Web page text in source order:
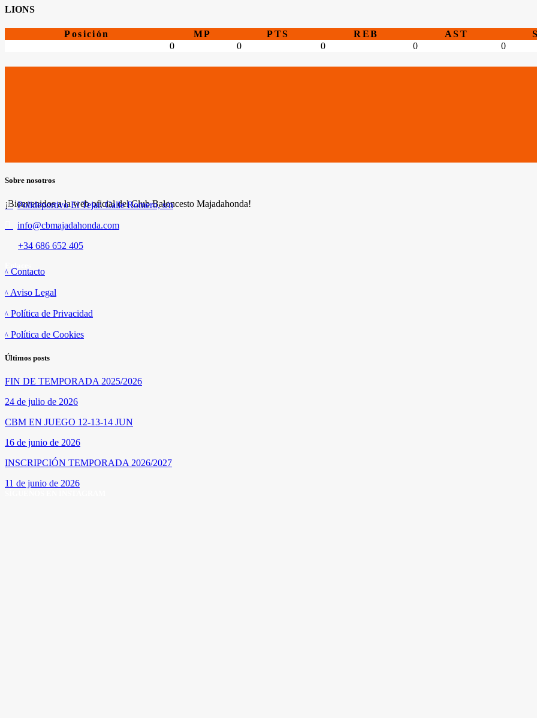
LIONS
Posición MP PTS REB AST
0
0 0 0 0
Sobre nosotros
¡Bienvenidos a la web oficial del Club Baloncesto Majadahonda!
Polideportivo El Tejar. Calle Romero, s/n
info@cbmajadahonda.com
+34 686 652 405
Contacto
Aviso Legal
Política de Privacidad
Política de Cookies
Últimos posts
FIN DE TEMPORADA 2025/2026
24 de julio de 2026
CBM EN JUEGO 12-13-14 JUN
16 de junio de 2026
INSCRIPCIÓN TEMPORADA 2026/2027
11 de junio de 2026